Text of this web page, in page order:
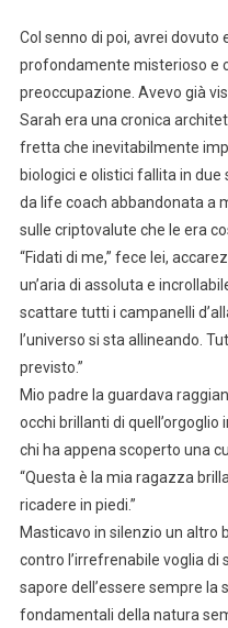
Col senno di poi, avrei dovuto
profondamente misterioso e
preoccupazione. Avevo già
Sarah era una cronica
fretta che inevitabilmente
biologici e olistici fallita in
da life coach abbandonata a
sulle criptovalute che le era
“Fidati di me,” fece lei,
un’aria di assoluta e
scattare tutti i campanelli
l’universo si sta allineando.
previsto.”
Mio padre la guardava
occhi brillanti di
chi ha appena scoperto una
“Questa è la mia ragazza
ricadere in piedi.”
Masticavo in silenzio un altro
contro l’irrefrenabile voglia
sapore dell’essere sempre la
fondamentali della natura